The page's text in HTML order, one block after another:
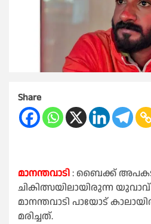
Share
മാനന്തവാടി: ബൈക്ക്
ചികിത്സയിലായിരുന്ന യുവാവ്
മാനന്തവാടി പായോട്
മരിച്ചത്.